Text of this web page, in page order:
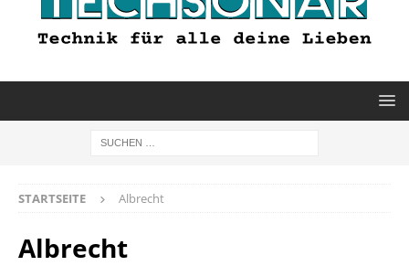
STARTSEITE Albrecht
Albrecht